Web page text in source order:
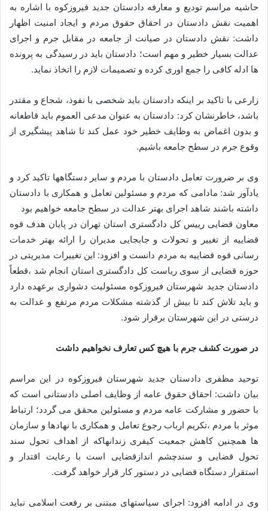
حاشیه مراسم تودیع و معارفه دادستان جدید فیروزکوه با اشاره به
اهمیت نقش دادستان در احقاق حقوق مردم و ایجاد امنیت اظهار
داشت: نقش دادستان در صیانت از جامعه در مقابل جرم و اجرای
عدالت بسیار خطیر و مهم است؛ دادستان باید در رسیدگی به پرونده
ها ادله کافی را جمع اوری کرده و تصمیمات لازم را اتخاذ نماید.
زارعی با تاکید بر اینکه دادستان باید شخصی با نفوذ، شجاع و مقتدر
باشد، خاطرنشان کرد: دادستان به عنوان مدعی العموم باید قاطعانه
و بدون اغماض به وظایف خطیر خود عمل کند تا شاهد پیشگیری از
وقوع جرم در سطح جامعه باشیم.
وی بر ضرورت تعامل دادستان با مردم و سایر دستگاهها تاکید کرد و
یادآور شد: مادامی که مردم و مسئولین تعامل و همکاری با دادستان
داشته باشند شاهد اجرای بهتر عدالت در سطح جامعه خواهیم بود
معاون قضایی رییس کل دادگستری استان تهران در پایان هدف قوه
قضاییه از تغییر و تحولات و جابجایی مدیران را ارائه بهتر خدمات
رسانی قوه قضاییه به مردم دانست و افزود: این تغییرات مدیریتی در
حوزه قضایی از سوی ریاست کل دادگستری استان انجام شد ،قطعاً
دادستان جدید شهرستان فیروزکوه مسئولیت دشواری برعهده دارد
و باید تلاش کند تا بیش از گذشته مشکلات مردم مرتفع و عدالت به
درستی در این شهرستان برقرار شود.
در صورت کشف جرم با هیچ کس تعارف نخواهیم داشت
توحید مظفری دادستان جدید شهرستان فیروزکوه در این مراسم
بیان داشت: احقاق حقوق عامه از وظایف اصلی دادستانی است که
با حضور و مشارکت عامه مردم و مسئولین محقق می گردد؛ ارتباط
موثر با مردم ،تکریم ارباب رجوع تعامل و همکاری با نهادها و سازمان
ها همچنین کاهش جمعیت کیفری زندانهاکه از اهداف تحول سند
تحول قضایی و سندچشم اندازقضایی است با رعایت اقتدار و
استقرار دستگاه قضایی در دستور کار قرار خواهد گرفت.
وی در ادامه افزود: اجرای سیاستهای مبتنی بر رفعت اسلامی نباید